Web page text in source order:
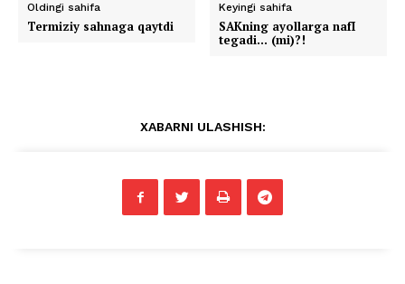
Oldingi sahifa
Termiziy sahnaga qaytdi
Keyingi sahifa
SAKning ayollarga nafI
tegadi… (mi)?!
XABARNI ULASHISH: